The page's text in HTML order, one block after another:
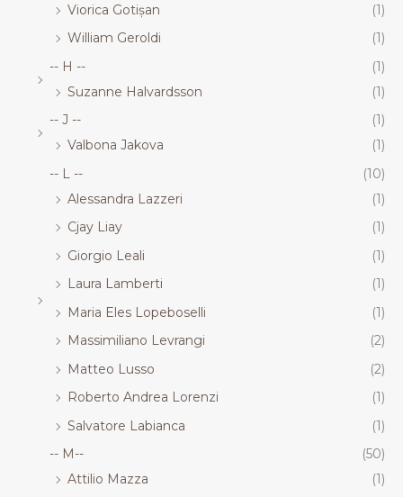
Viorica Gotișan
(1)
William Geroldi
(1)
-- H --
(1)
Suzanne Halvardsson
(1)
-- J --
(1)
Valbona Jakova
(1)
-- L --
(10)
Alessandra Lazzeri
(1)
Cjay Liay
(1)
Giorgio Leali
(1)
Laura Lamberti
(1)
Maria Eles Lopeboselli
(1)
Massimiliano Levrangi
(2)
Matteo Lusso
(2)
Roberto Andrea Lorenzi
(1)
Salvatore Labianca
(1)
-- M--
(50)
Attilio Mazza
(1)